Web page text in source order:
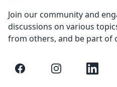
Join our community and
discussions on various
from others, and be part of
Facebook InstagramLinkedIn